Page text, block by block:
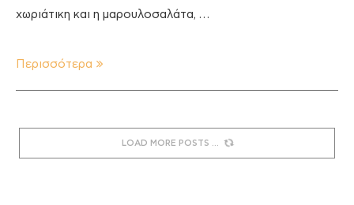
χωριάτικη και η μαρουλοσαλάτα, …
Περισσότερα
LOAD MORE POSTS